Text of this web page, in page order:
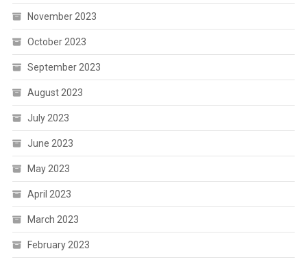
November 2023
October 2023
September 2023
August 2023
July 2023
June 2023
May 2023
April 2023
March 2023
February 2023